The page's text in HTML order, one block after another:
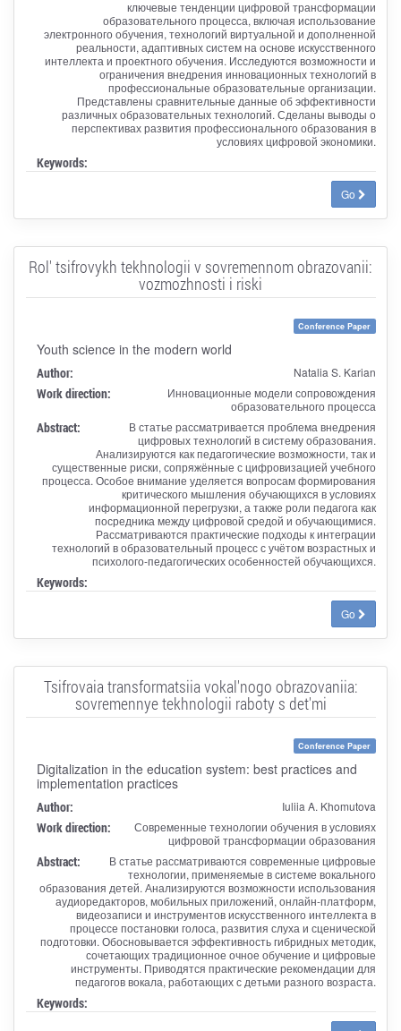
ключевые тенденции цифровой трансформации
образовательного процесса, включая использование
электронного обучения, технологий виртуальной и дополненной
реальности, адаптивных систем на основе искусственного
интеллекта и проектного обучения. Исследуются возможности и
ограничения внедрения инновационных технологий в
профессиональные образовательные организации.
Представлены сравнительные данные об эффективности
различных образовательных технологий. Сделаны выводы о
перспективах развития профессионального образования в
условиях цифровой экономики.
Keywords:
Go
Rol' tsifrovykh tekhnologii v sovremennom obrazovanii:
vozmozhnosti i riski
Conference Paper
Youth science in the modern world
Author: Natalia S. Karian
Work direction:
Инновационные модели сопровождения
образовательного процесса
Abstract:
В статье рассматривается проблема внедрения
цифровых технологий в систему образования.
Анализируются как педагогические возможности, так и
существенные риски, сопряжённые с цифровизацией учебного
процесса. Особое внимание уделяется вопросам формирования
критического мышления обучающихся в условиях
информационной перегрузки, а также роли педагога как
посредника между цифровой средой и обучающимися.
Рассматриваются практические подходы к интеграции
технологий в образовательный процесс с учётом возрастных и
психолого-педагогических особенностей обучающихся.
Keywords:
Go
Tsifrovaia transformatsiia vokal'nogo obrazovaniia:
sovremennye tekhnologii raboty s det'mi
Conference Paper
Digitalization in the education system: best practices and
implementation practices
Author: Iuliia A. Khomutova
Work direction:
Современные технологии обучения в условиях
цифровой трансформации образования
Abstract:
В статье рассматриваются современные цифровые
технологии, применяемые в системе вокального
образования детей. Анализируются возможности использования
аудиоредакторов, мобильных приложений, онлайн-платформ,
видеозаписи и инструментов искусственного интеллекта в
процессе постановки голоса, развития слуха и сценической
подготовки. Обосновывается эффективность гибридных методик,
сочетающих традиционное очное обучение и цифровые
инструменты. Приводятся практические рекомендации для
педагогов вокала, работающих с детьми разного возраста.
Keywords: